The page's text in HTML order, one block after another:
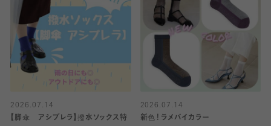
2026.07.14
【脚傘 アシブレラ】撥水ソックス特
2026.07.14
新色！ラメバイカラー